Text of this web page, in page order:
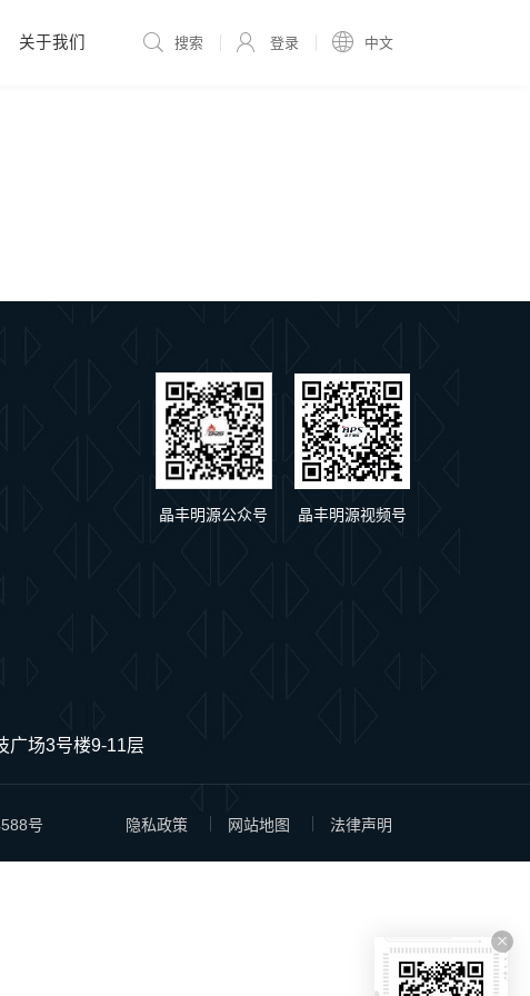
搜索 登录 中文
关于我们
晶丰明源公众号 晶丰明源视频号
广场3号楼9-11层
隐私政策 网站地图 法律声明
号